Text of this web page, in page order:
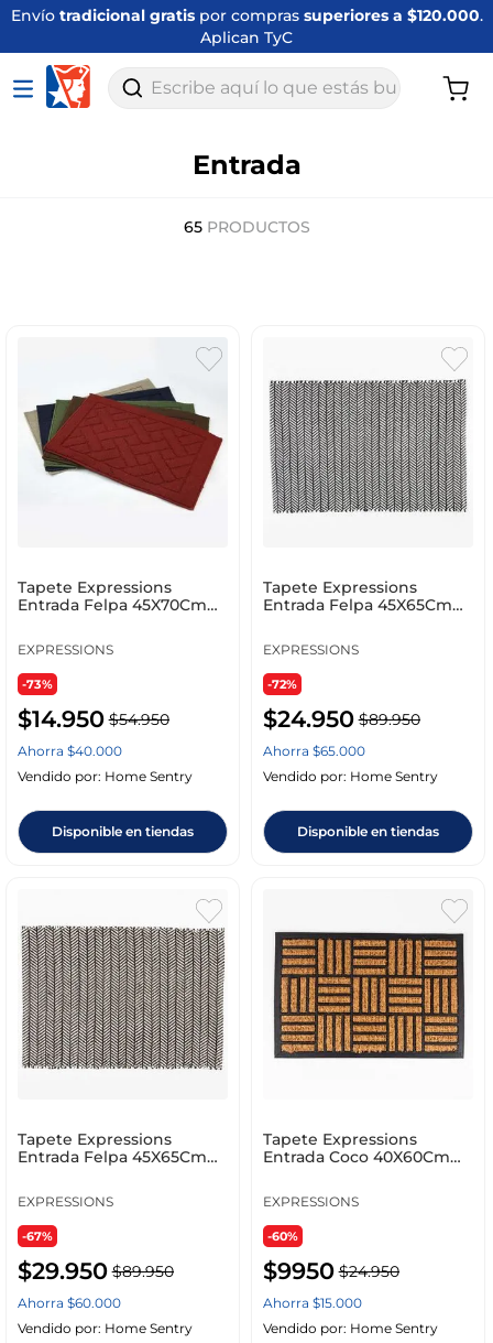
Envío tradicional gratispor compras superiores a $120.000.
Aplican TyC
Escribe aquí lo que estás buscando
Entrada
65 PRODUCTOS
Tapete Expressions
Entrada Felpa 45X70Cm
EXPRESSIONS
-73%
$14.950 $54.950
Ahorra $40.000
Vendido por: Home Sentry
Disponible en tiendas
Tapete Expressions
Entrada Felpa 45X65Cm
EXPRESSIONS
-72%
$24.950 $89.950
Ahorra $65.000
Vendido por: Home Sentry
Disponible en tiendas
Tapete Expressions
Entrada Felpa 45X65Cm
EXPRESSIONS
-67%
$29.950 $89.950
Ahorra $60.000
Vendido por: Home Sentry
Tapete Expressions
Entrada Coco 40X60Cm
EXPRESSIONS
-60%
$9950 $24.950
Ahorra $15.000
Vendido por: Home Sentry